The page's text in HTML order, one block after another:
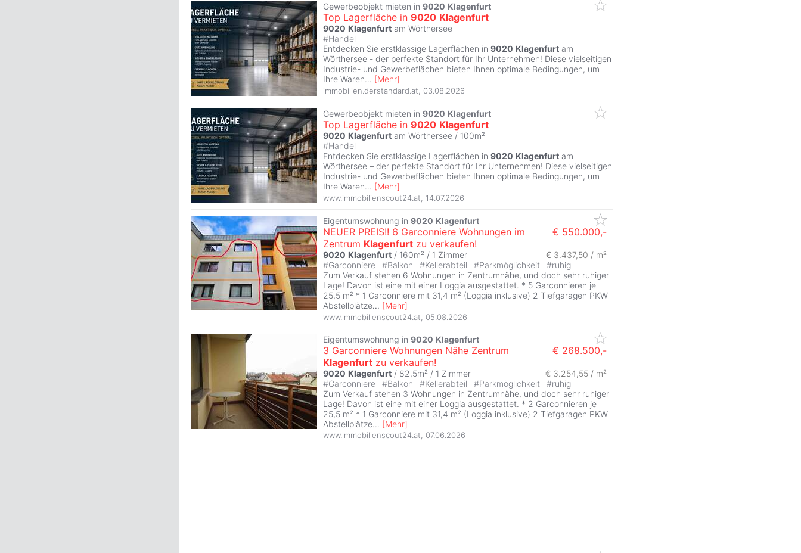
Gewerbeobjekt mieten in 9020 Klagenfurt
Top Lagerfläche in 9020 Klagenfurt
9020 Klagenfurt am Wörthersee
#Handel
Entdecken Sie erstklassige Lagerflächen in 9020 Klagenfurt am
Wörthersee - der perfekte Standort für Ihr Unternehmen! Diese vielseitigen
Industrie- und Gewerbeflächen bieten Ihnen optimale Bedingungen, um
Ihre Waren... [Mehr]
immobilien.derstandard.at 03.08.2026
Gewerbeobjekt mieten in 9020 Klagenfurt
Top Lagerfläche in 9020 Klagenfurt
9020 Klagenfurt am Wörthersee / 100m²
#Handel
Entdecken Sie erstklassige Lagerflächen in 9020 Klagenfurt am
Wörthersee – der perfekte Standort für Ihr Unternehmen! Diese vielseitigen
Industrie- und Gewerbeflächen bieten Ihnen optimale Bedingungen, um
Ihre Waren... [Mehr]
www.immobilienscout24.at 14.07.2026
Eigentumswohnung in 9020 Klagenfurt
NEUER PREIS!! 6 Garconniere Wohnungen im
Zentrum Klagenfurt zu verkaufen!
€ 550.000,-
9020 Klagenfurt / 160m² / 1 Zimmer
€ 3.437,50 / m²
#Garconniere #Balkon #Kellerabteil #Parkmöglichkeit #ruhig
Zum Verkauf stehen 6 Wohnungen in Zentrumnähe, und doch sehr ruhiger
Lage! Davon ist eine mit einer Loggia ausgestattet. * 5 Garconnieren je
25,5 m² * 1 Garconniere mit 31,4 m² (Loggia inklusive) 2 Tiefgaragen PKW
Abstellplätze... [Mehr]
www.immobilienscout24.at 05.08.2026
Eigentumswohnung in 9020 Klagenfurt
3 Garconniere Wohnungen Nähe Zentrum
Klagenfurt zu verkaufen!
€ 268.500,-
9020 Klagenfurt / 82,5m² / 1 Zimmer
€ 3.254,55 / m²
#Garconniere #Balkon #Kellerabteil #Parkmöglichkeit #ruhig
Zum Verkauf stehen 3 Wohnungen in Zentrumnähe, und doch sehr ruhiger
Lage! Davon ist eine mit einer Loggia ausgestattet. * 2 Garconnieren je
25,5 m² * 1 Garconniere mit 31,4 m² (Loggia inklusive) 2 Tiefgaragen PKW
Abstellplätze... [Mehr]
www.immobilienscout24.at 07.06.2026